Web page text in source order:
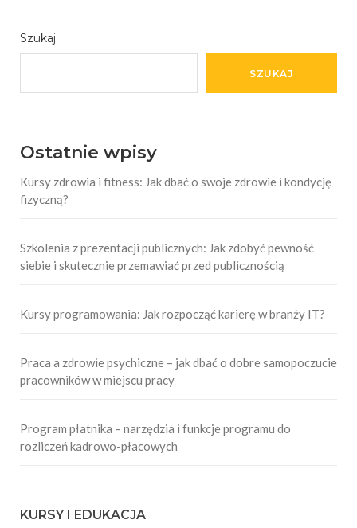
Szukaj
SZUKAJ
Ostatnie wpisy
Kursy zdrowia i fitness: Jak dbać o swoje zdrowie i kondycję
fizyczną?
Szkolenia z prezentacji publicznych: Jak zdobyć pewność
siebie i skutecznie przemawiać przed publicznością
Kursy programowania: Jak rozpocząć karierę w branży IT?
Praca a zdrowie psychiczne – jak dbać o dobre samopoczucie
pracowników w miejscu pracy
Program płatnika – narzędzia i funkcje programu do
rozliczeń kadrowo-płacowych
KURSY I EDUKACJA